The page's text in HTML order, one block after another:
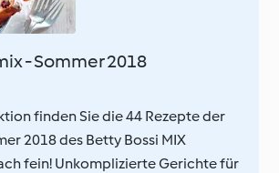
- Sommer 2018
finden Sie die 44 Rezepte der
2018 des Betty Bossi MIX
fein! Unkomplizierte Gerichte für